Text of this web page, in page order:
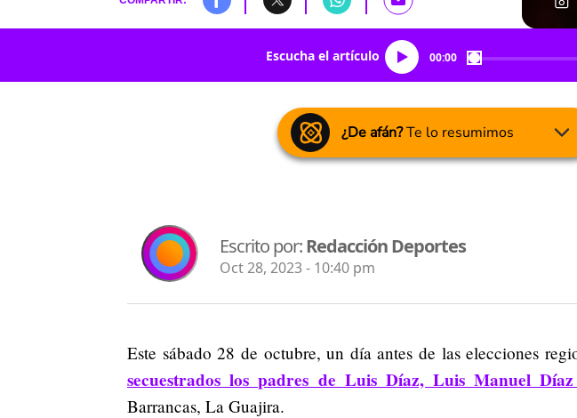
Escucha el artículo 00:00
¿De afán?Te lo resumimos
Escrito por:Redacción Deportes
Oct 28, 2023 - 10:40 pm
Este sábado 28 de octubre, un día antes de las elecciones
secuestrados los padres de Luis Díaz, Luis Manuel
Barrancas, La Guajira.